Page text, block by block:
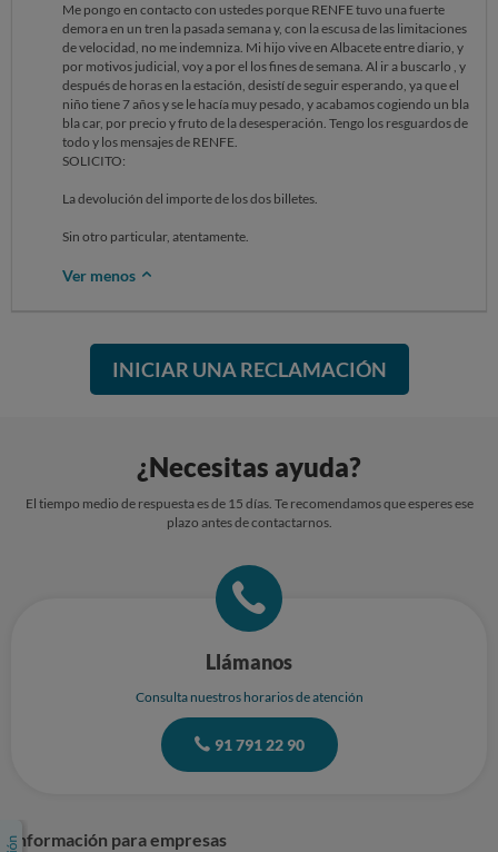
Me pongo en contacto con ustedes porque RENFE tuvo una fuerte
demora en un tren la pasada semana y, con la escusa de las limitaciones
de velocidad, no me indemniza. Mi hijo vive en Albacete entre diario, y
por motivos judicial, voy a por el los fines de semana. Al ir a buscarlo , y
después de horas en la estación, desistí de seguir esperando, ya que el
niño tiene 7 años y se le hacía muy pesado, y acabamos cogiendo un bla
bla car, por precio y fruto de la desesperación. Tengo los resguardos de
todo y los mensajes de RENFE.
SOLICITO:
La devolución del importe de los dos billetes.
Sin otro particular, atentamente.
Ver menos
INICIAR UNA RECLAMACIÓN
¿Necesitas ayuda?
El tiempo medio de respuesta es de 15 días. Te recomendamos que esperes ese
plazo antes de contactarnos.
Llámanos
Consulta nuestros horarios de atención
91 791 22 90
Información para empresas